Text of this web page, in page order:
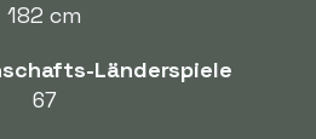
182 cm
Länderspiele
67